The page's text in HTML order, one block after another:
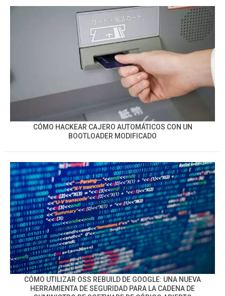
CÓMO HACKEAR CAJERO AUTOMÁTICOS CON UN
BOOTLOADER MODIFICADO
CÓMO UTILIZAR OSS REBUILD DE GOOGLE: UNA NUEVA
HERRAMIENTA DE SEGURIDAD PARA LA CADENA DE